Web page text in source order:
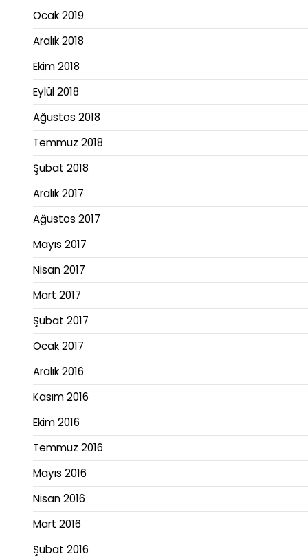
Ocak 2019
Aralık 2018
Ekim 2018
Eylül 2018
Ağustos 2018
Temmuz 2018
Şubat 2018
Aralık 2017
Ağustos 2017
Mayıs 2017
Nisan 2017
Mart 2017
Şubat 2017
Ocak 2017
Aralık 2016
Kasım 2016
Ekim 2016
Temmuz 2016
Mayıs 2016
Nisan 2016
Mart 2016
Şubat 2016